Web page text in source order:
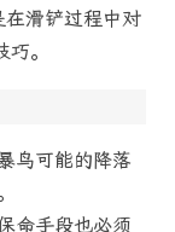
在滑铲过程中对
。
鸟可能的降落
命手段也必须